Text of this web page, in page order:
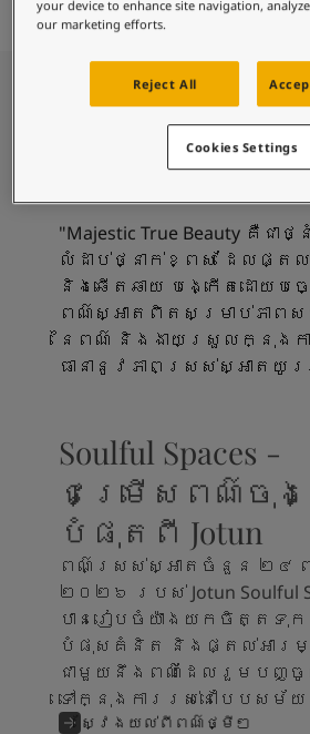
រកឃើញ Majestic
Beauty Matt
"Majestic True Beauty គឺជាថ្
លំដាប់ថ្នាក់ខ្ពស់ ដែលផ្ត
និងឆើតឆាយ បង្កើតដោយប
ពណ៌ស្អាតពិតសម្រាប់ភាព
នៃពណ៌ និងងាយស្រួលក្នុងក
ធានានូវភាពស្រស់ស្អាតយូ
Soulful Spaces -
ជម្រើសពណ៌ចុង
បំផុតពី Jotun
ពណ៌ស្រស់ស្អាតចំនួន ២៤ ព
២០២៦ របស់ Jotun Soulful
បានរៀបចំយ៉ាងយកចិត្តទុក
បំផុសគំនិត និងផ្តល់អារម្
ជាមួយនឹងពណ៌ដែលរួមបញ្ចូ
ទៅក្នុងការរស់នៅបែបសម័យ
ស្វែងយល់ពីពណ៌ថ្មីៗ
your device to enhance site navigation,
our marketing efforts.
Reject All
Cookies Settings